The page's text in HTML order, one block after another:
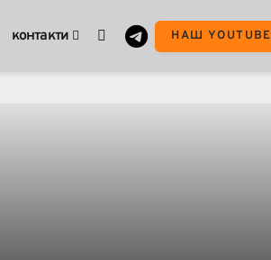
контакти НАШ YOUTUBE